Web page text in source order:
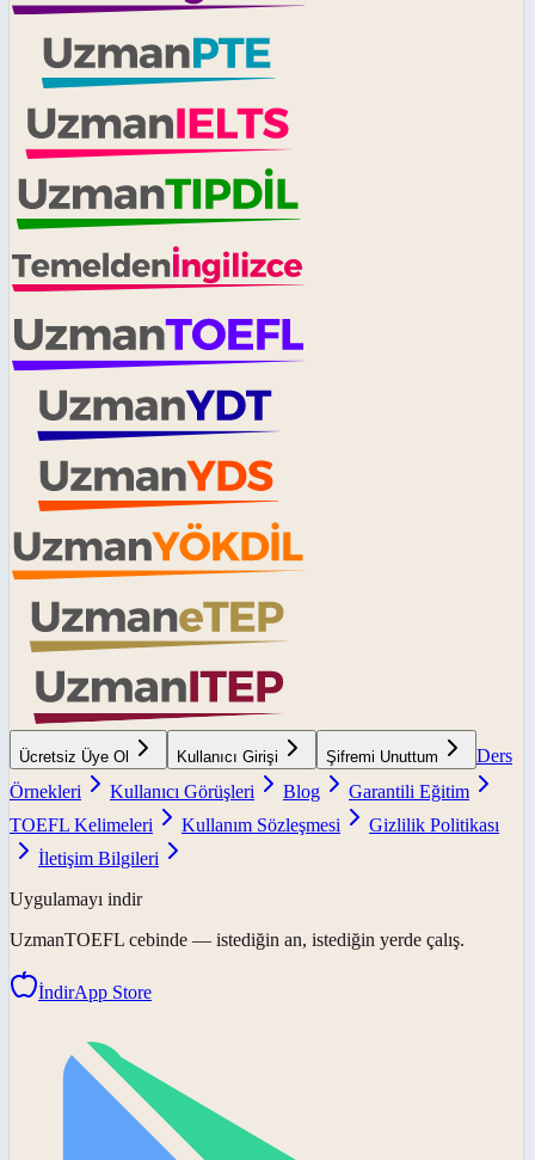
Ücretsiz Üye Ol Kullanıcı Girişi Şifremi Unuttum
Ders
Örnekleri
Kullanıcı Görüşleri Blog
Garantili Eğitim
TOEFL Kelimeleri
Kullanım Sözleşmesi
Gizlilik Politikası
İletişim Bilgileri
Uygulamayı indir
UzmanTOEFL cebinde — istediğin an, istediğin yerde çalış.
İndirApp Store